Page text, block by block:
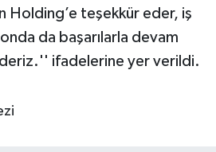
Holding’e teşekkür eder, iş
da başarılarla devam
ifadelerine yer verildi.